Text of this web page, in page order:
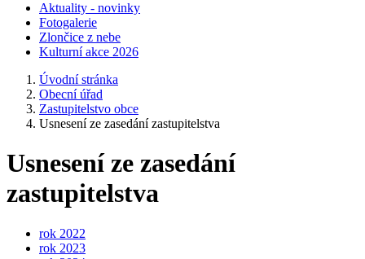
Aktuality - novinky
Fotogalerie
Zlončice z nebe
Kulturní akce 2026
Úvodní stránka
Obecní úřad
Zastupitelstvo obce
Usnesení ze zasedání zastupitelstva
Usnesení ze zasedání
zastupitelstva
rok 2022
rok 2023